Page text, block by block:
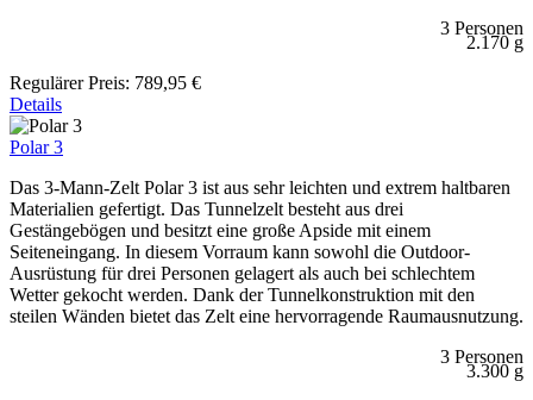
3 Personen
2.170 g
Regulärer Preis: 789,95 €
Details
Polar 3
Das 3-Mann-Zelt Polar 3 ist aus sehr leichten und extrem haltbaren
Materialien gefertigt. Das Tunnelzelt besteht aus drei
Gestängebögen und besitzt eine große Apside mit einem
Seiteneingang. In diesem Vorraum kann sowohl die Outdoor-
Ausrüstung für drei Personen gelagert als auch bei schlechtem
Wetter gekocht werden. Dank der Tunnelkonstruktion mit den
steilen Wänden bietet das Zelt eine hervorragende Raumausnutzung.
3 Personen
3.300 g